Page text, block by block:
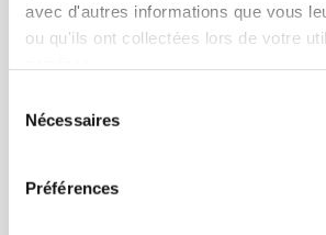
avec d'autres informations que vous
ou qu'ils ont collectées lors de votre
Nécessaires
Préférences